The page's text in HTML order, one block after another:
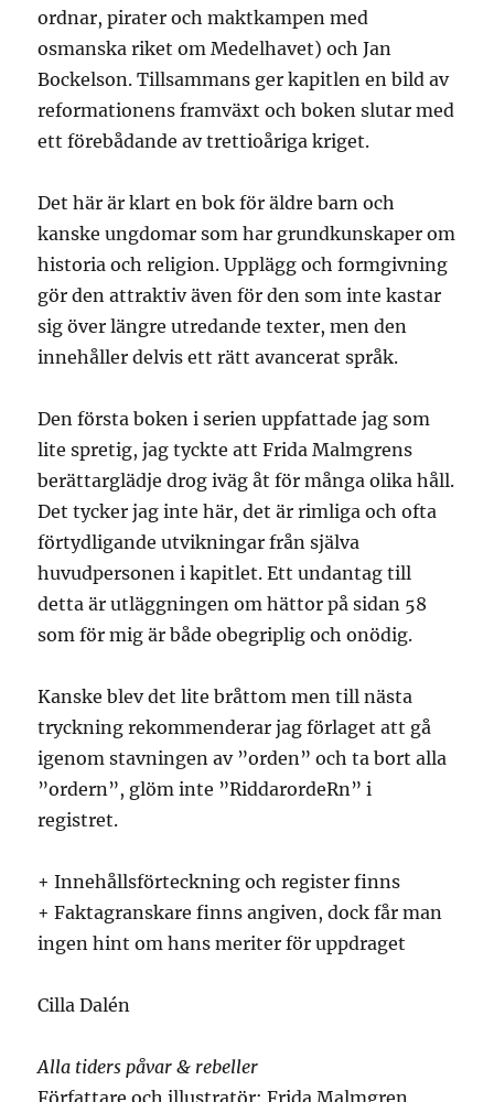
ordnar, pirater och maktkampen med
osmanska riket om Medelhavet) och Jan
Bockelson. Tillsammans ger kapitlen en bild av
reformationens framväxt och boken slutar med
ett förebådande av trettioåriga kriget.
Det här är klart en bok för äldre barn och
kanske ungdomar som har grundkunskaper om
historia och religion. Upplägg och formgivning
gör den attraktiv även för den som inte kastar
sig över längre utredande texter, men den
innehåller delvis ett rätt avancerat språk.
Den första boken i serien uppfattade jag som
lite spretig, jag tyckte att Frida Malmgrens
berättarglädje drog iväg åt för många olika håll.
Det tycker jag inte här, det är rimliga och ofta
förtydligande utvikningar från själva
huvudpersonen i kapitlet. Ett undantag till
detta är utläggningen om hättor på sidan 58
som för mig är både obegriplig och onödig.
Kanske blev det lite bråttom men till nästa
tryckning rekommenderar jag förlaget att gå
igenom stavningen av ”orden” och ta bort alla
”ordern”, glöm inte ”RiddarordeRn” i
registret.
+ Innehållsförteckning och register finns
+ Faktagranskare finns angiven, dock får man
ingen hint om hans meriter för uppdraget
Cilla Dalén
Alla tiders påvar & rebeller